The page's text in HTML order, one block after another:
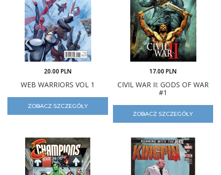
WEB WARRIORS VOL 1
20.00 PLN
ZOBACZ SZCZEGÓŁY
CIVIL WAR II: GODS OF WAR
#1
17.00 PLN
ZOBACZ SZCZEGÓŁY